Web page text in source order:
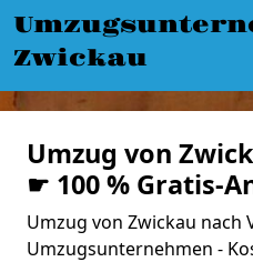
Zwickau
Umzug von
☛ 100 % Gratis-
Umzug von Zwickau nach
Umzugsunternehmen -